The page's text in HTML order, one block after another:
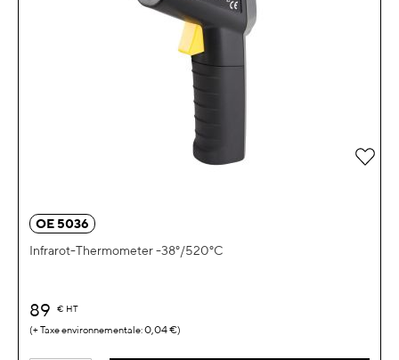
OE 5036
Infrarot-Thermometer -38°/520°C
89 € HT
0,04 €
Zur